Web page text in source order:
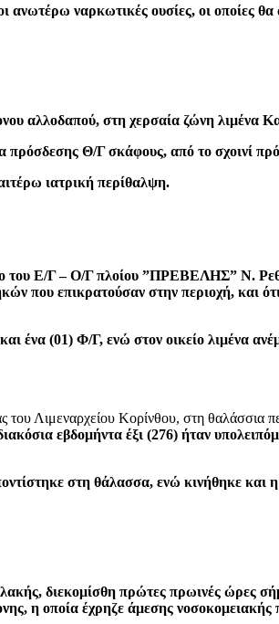
ανωτέρω ναρκωτικές ουσίες, οι οποίες
αλλοδαπού, στη χερσαία ζώνη λιμένα
Θ/Γ σκάφους, από το σχοινί
ιατρική περίθαλψη.
του Ε/Γ – Ο/Γ πλοίου ”ΠΡΕΒΕΛΗΣ” Ν.
που επικρατούσαν στην περιοχή, και
ένα (01) Φ/Γ, ενώ στον οικείο λιμένα
Λιμεναρχείου Κορίνθου, στη θαλάσσια
εβδομήντα έξι (276) ήταν
στη θάλασσα, ενώ κινήθηκε και η
διεκομίσθη πρώτες πρωινές ώρες
ς, η οποία έχρηζε άμεσης νοσοκομειακής